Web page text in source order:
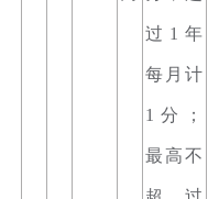
过1年
每月计
1分；
最高不